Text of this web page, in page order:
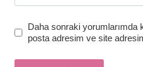
Daha sonraki yorumlarımda
posta adresim ve site